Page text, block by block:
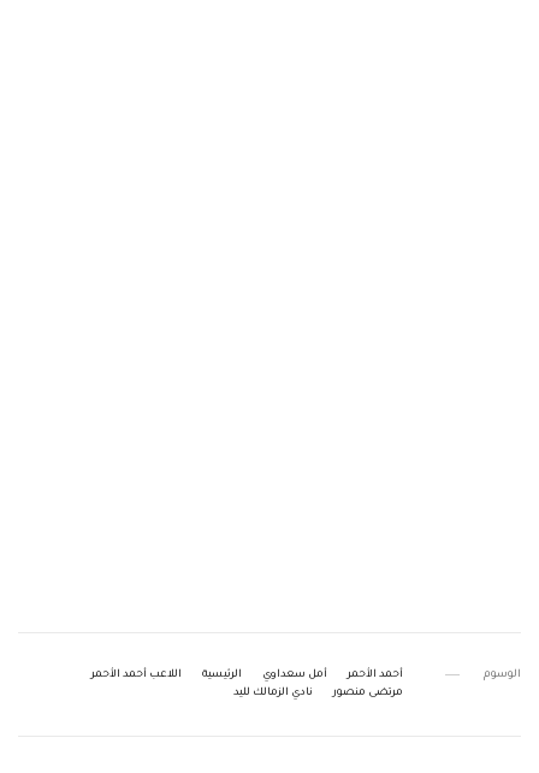
الوسوم أحمد الأحمر أمل سعداوي الرئيسية
اللاعب أحمد الأحمر
مرتضى منصور
نادي الزمالك لليد